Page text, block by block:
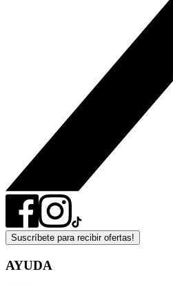
Suscríbete para recibir ofertas!
AYUDA